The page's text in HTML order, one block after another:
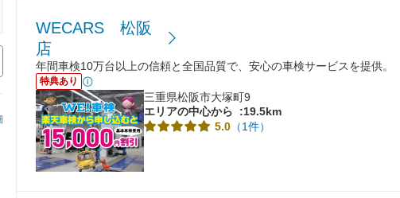
WECARS 松阪
店
年間車検10万台以上の信頼と全国品質で、安心の車検サービスを提供。
特典あり
三重県松阪市大塚町9
エリアの中心から
:19.5km
5.0 （1件）